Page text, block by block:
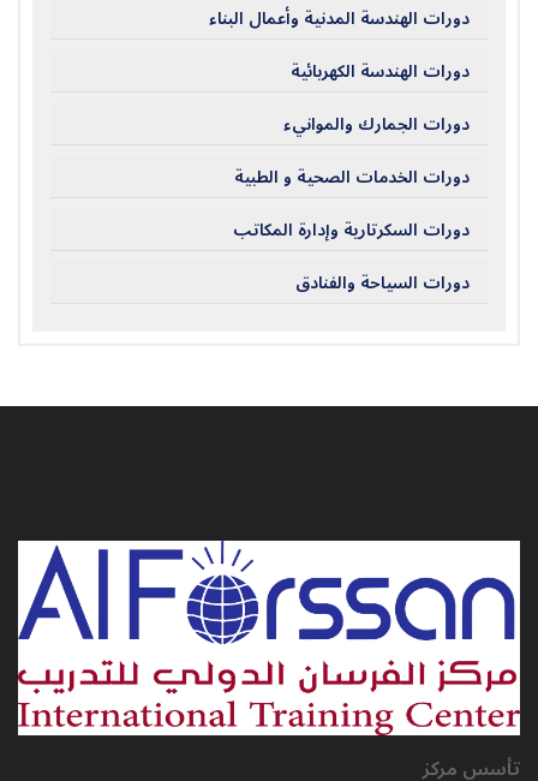
دورات الهندسة المدنية وأعمال البناء
دورات الهندسة الكهربائية
دورات الجمارك والموانيء
دورات الخدمات الصحية و الطبية
دورات السكرتارية وإدارة المكاتب
دورات السياحة والفنادق
تأسس مركز